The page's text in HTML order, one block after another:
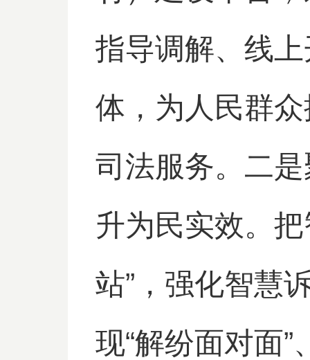
指导调解、线
体，为人民群
司法服务。二
升为民实效。
站”，强化智慧
现“解纷面对面”